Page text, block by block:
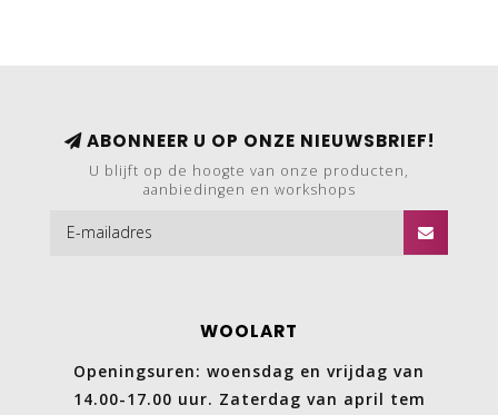
ABONNEER U OP ONZE NIEUWSBRIEF!
U blijft op de hoogte van onze producten,
aanbiedingen en workshops
WOOLART
Openingsuren: woensdag en vrijdag van
14.00-17.00 uur. Zaterdag van april tem